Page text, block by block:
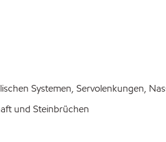
Systemen, Servolenkungen,
und Steinbrüchen